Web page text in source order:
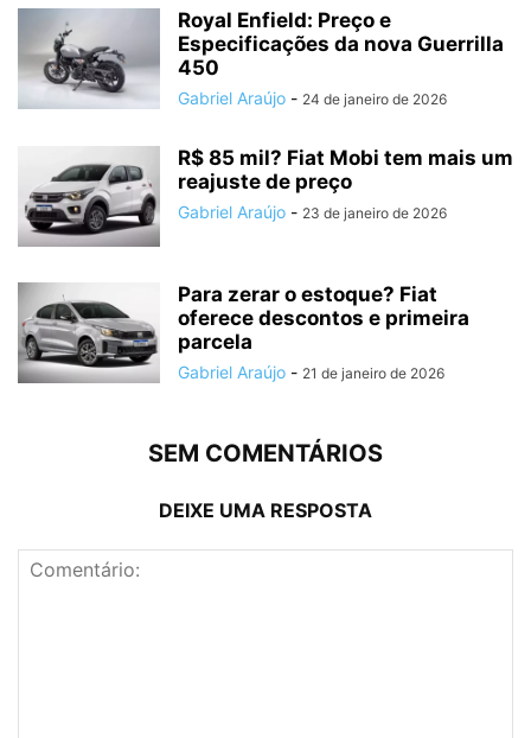
Royal Enfield: Preço e
Especificações da nova Guerrilla
450
Gabriel Araújo - 24 de janeiro de 2026
R$ 85 mil? Fiat Mobi tem mais um
reajuste de preço
Gabriel Araújo - 23 de janeiro de 2026
Para zerar o estoque? Fiat
oferece descontos e primeira
parcela
Gabriel Araújo - 21 de janeiro de 2026
SEM COMENTÁRIOS
DEIXE UMA RESPOSTA